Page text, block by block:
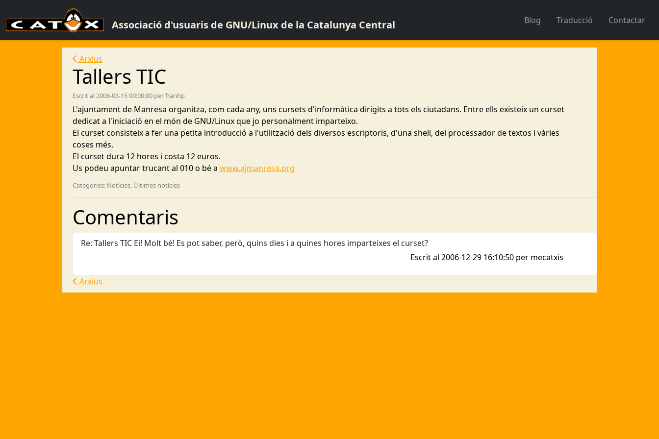
Associació d'usuaris de GNU/Linux de la Catalunya Central Blog Traducció Contactar
Arxius
Tallers TIC
Escrit al 2006-03-15 00:00:00 per franhp
L'ajuntament de Manresa organitza, com cada any, uns cursets d'informàtica dirigits a tots els ciutadans. Entre ells existeix un curset
dedicat a l'iniciació en el món de GNU/Linux que jo personalment imparteixo.
El curset consisteix a fer una petita introducció a l'utilització dels diversos escriptoris, d'una shell, del processador de textos i vàries
coses més.
El curset dura 12 hores i costa 12 euros.
Us podeu apuntar trucant al 010 o bé a www.ajmanresa.org
Categories: Notícies, Últimes notícies
Comentaris
Re: Tallers TIC Ei! Molt bé! Es pot saber, però, quins dies i a quines hores imparteixes el curset?
Escrit al 2006-12-29 16:10:50 per mecatxis
Arxius